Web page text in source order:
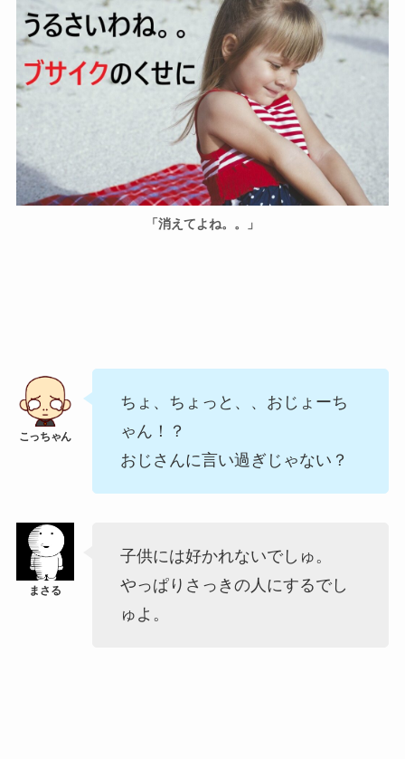
「消えてよね。。」
ちょ、ちょっと、、おじょーち
ゃん！？
おじさんに言い過ぎじゃない？
子供には好かれないでしゅ。
やっぱりさっきの人にするでし
ゅよ。